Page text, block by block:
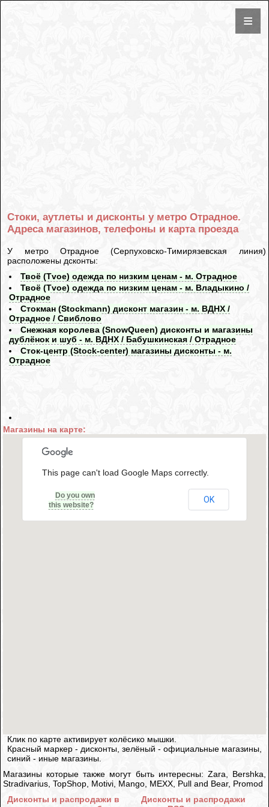
Стоки, аутлеты и дисконты у метро Отрадное.
Адреса магазинов, телефоны и карта проезда
У метро Отрадное (Серпуховско-Тимирязевская линия)
расположены дсконты:
Твоё (Tvoe) одежда по низким ценам - м. Отрадное
Твоё (Tvoe) одежда по низким ценам - м. Владыкино /
Отрадное
Стокман (Stockmann) дисконт магазин - м. ВДНХ /
Отрадное / Свиблово
Снежная королева (SnowQueen) дисконты и магазины
дублёнок и шуб - м. ВДНХ / Бабушкинская / Отрадное
Сток-центр (Stock-center) магазины дисконты - м.
Отрадное
Магазины на карте:
This page can't load Google Maps correctly.
Do you own
this website?
OK
Клик по карте активирует колёсико мышки.
Красный маркер - дисконты, зелёный - официальные магазины,
синий - иные магазины.
Магазины которые также могут быть интересны: Zara, Bershka,
Stradivarius, TopShop, Motivi, Mango, MEXX, Pull and Bear, Promod
Дисконты и распродажи в
Дисконты и распродажи